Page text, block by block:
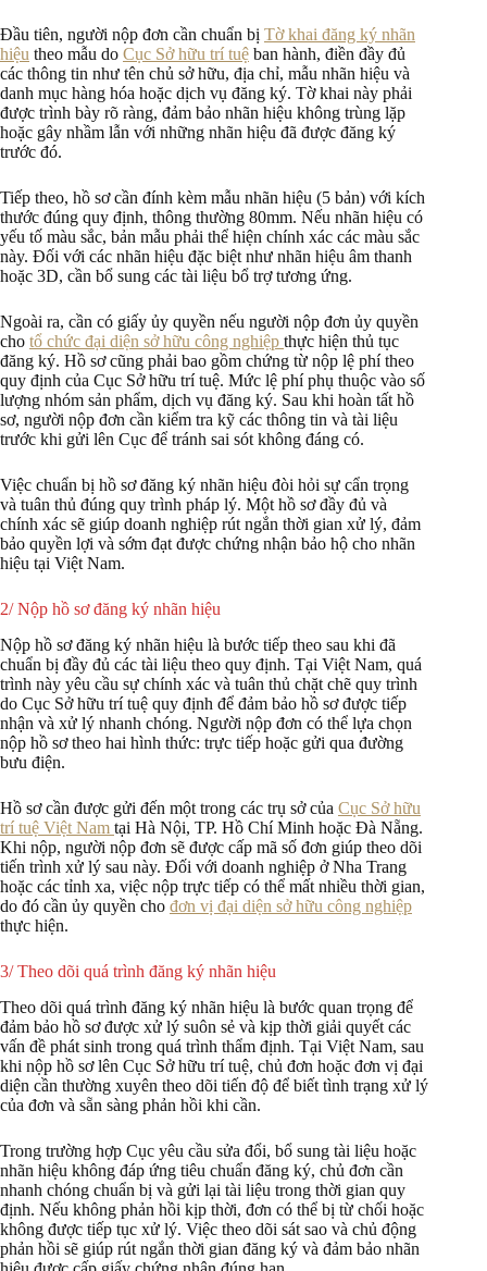
Đầu tiên, người nộp đơn cần chuẩn bị Tờ khai đăng ký nhãn
hiệu theo mẫu do Cục Sở hữu trí tuệ ban hành, điền đầy đủ
các thông tin như tên chủ sở hữu, địa chỉ, mẫu nhãn hiệu và
danh mục hàng hóa hoặc dịch vụ đăng ký. Tờ khai này phải
được trình bày rõ ràng, đảm bảo nhãn hiệu không trùng lặp
hoặc gây nhầm lẫn với những nhãn hiệu đã được đăng ký
trước đó.
Tiếp theo, hồ sơ cần đính kèm mẫu nhãn hiệu (5 bản) với kích
thước đúng quy định, thông thường 80mm. Nếu nhãn hiệu có
yếu tố màu sắc, bản mẫu phải thể hiện chính xác các màu sắc
này. Đối với các nhãn hiệu đặc biệt như nhãn hiệu âm thanh
hoặc 3D, cần bổ sung các tài liệu bổ trợ tương ứng.
Ngoài ra, cần có giấy ủy quyền nếu người nộp đơn ủy quyền
cho tổ chức đại diện sở hữu công nghiệp thực hiện thủ tục
đăng ký. Hồ sơ cũng phải bao gồm chứng từ nộp lệ phí theo
quy định của Cục Sở hữu trí tuệ. Mức lệ phí phụ thuộc vào số
lượng nhóm sản phẩm, dịch vụ đăng ký. Sau khi hoàn tất hồ
sơ, người nộp đơn cần kiểm tra kỹ các thông tin và tài liệu
trước khi gửi lên Cục để tránh sai sót không đáng có.
Việc chuẩn bị hồ sơ đăng ký nhãn hiệu đòi hỏi sự cẩn trọng
và tuân thủ đúng quy trình pháp lý. Một hồ sơ đầy đủ và
chính xác sẽ giúp doanh nghiệp rút ngắn thời gian xử lý, đảm
bảo quyền lợi và sớm đạt được chứng nhận bảo hộ cho nhãn
hiệu tại Việt Nam.
2/ Nộp hồ sơ đăng ký nhãn hiệu
Nộp hồ sơ đăng ký nhãn hiệu là bước tiếp theo sau khi đã
chuẩn bị đầy đủ các tài liệu theo quy định. Tại Việt Nam, quá
trình này yêu cầu sự chính xác và tuân thủ chặt chẽ quy trình
do Cục Sở hữu trí tuệ quy định để đảm bảo hồ sơ được tiếp
nhận và xử lý nhanh chóng. Người nộp đơn có thể lựa chọn
nộp hồ sơ theo hai hình thức: trực tiếp hoặc gửi qua đường
bưu điện.
Hồ sơ cần được gửi đến một trong các trụ sở của Cục Sở hữu
trí tuệ Việt Nam tại Hà Nội, TP. Hồ Chí Minh hoặc Đà Nẵng.
Khi nộp, người nộp đơn sẽ được cấp mã số đơn giúp theo dõi
tiến trình xử lý sau này. Đối với doanh nghiệp ở Nha Trang
hoặc các tỉnh xa, việc nộp trực tiếp có thể mất nhiều thời gian,
do đó cần ủy quyền cho đơn vị đại diện sở hữu công nghiệp
thực hiện.
3/ Theo dõi quá trình đăng ký nhãn hiệu
Theo dõi quá trình đăng ký nhãn hiệu là bước quan trọng để
đảm bảo hồ sơ được xử lý suôn sẻ và kịp thời giải quyết các
vấn đề phát sinh trong quá trình thẩm định. Tại Việt Nam, sau
khi nộp hồ sơ lên Cục Sở hữu trí tuệ, chủ đơn hoặc đơn vị đại
diện cần thường xuyên theo dõi tiến độ để biết tình trạng xử lý
của đơn và sẵn sàng phản hồi khi cần.
Trong trường hợp Cục yêu cầu sửa đổi, bổ sung tài liệu hoặc
nhãn hiệu không đáp ứng tiêu chuẩn đăng ký, chủ đơn cần
nhanh chóng chuẩn bị và gửi lại tài liệu trong thời gian quy
định. Nếu không phản hồi kịp thời, đơn có thể bị từ chối hoặc
không được tiếp tục xử lý. Việc theo dõi sát sao và chủ động
phản hồi sẽ giúp rút ngắn thời gian đăng ký và đảm bảo nhãn